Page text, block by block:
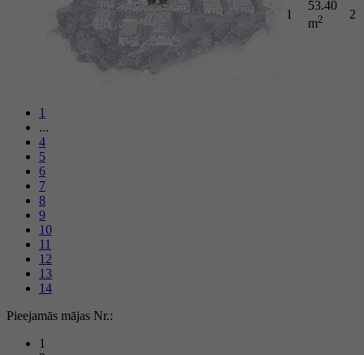
1
53.40
m2 2
1
...
4
5
6
7
8
9
10
11
12
13
14
Pieejamās mājas Nr.:
1